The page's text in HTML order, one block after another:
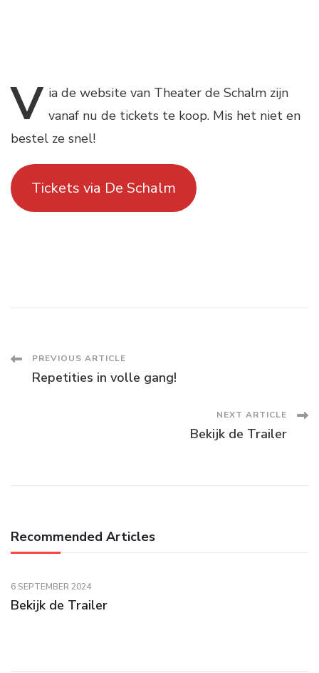
V ia de website van Theater de Schalm zijn
vanaf nu de tickets te koop. Mis het niet en
bestel ze snel!
Tickets via De Schalm
Post
PREVIOUS ARTICLE
Repetities in volle gang!
NEXT ARTICLE
Bekijk de Trailer
Recommended Articles
6 SEPTEMBER 2024
Bekijk de Trailer